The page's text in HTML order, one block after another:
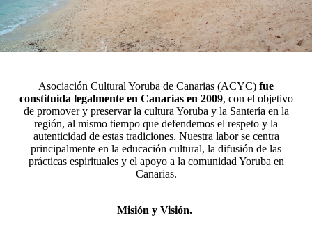
Asociación Cultural Yoruba de Canarias (ACYC) fue
constituida legalmente en Canarias en 2009, con el objetivo
de promover y preservar la cultura Yoruba y la Santería en la
región, al mismo tiempo que defendemos el respeto y la
autenticidad de estas tradiciones. Nuestra labor se centra
principalmente en la educación cultural, la difusión de las
prácticas espirituales y el apoyo a la comunidad Yoruba en
Canarias.
Misión y Visión.